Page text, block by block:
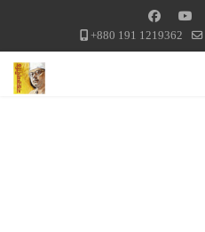
+880 191 1219362